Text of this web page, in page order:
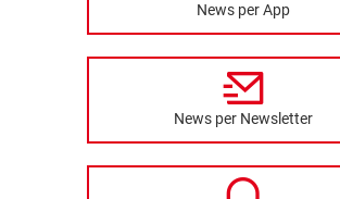
News per App
News per Newsletter